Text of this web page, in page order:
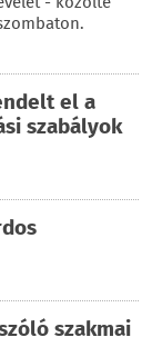
el a
szabályok
szakmai